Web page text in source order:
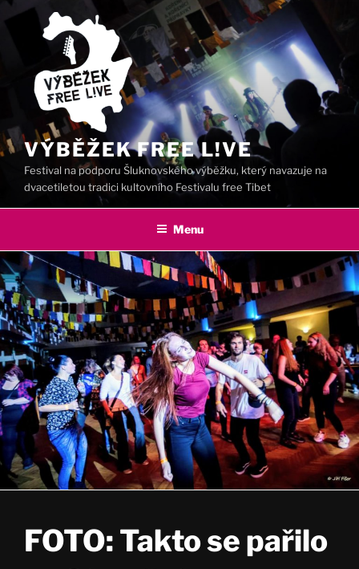
Přejít
VÝBĚŽEK FREE L!VE
Festival na podporu Šluknovského výběžku, který navazuje na
dvacetiletou tradici kultovního Festivalu free Tibet
Menu
FOTO: Takto se pařilo